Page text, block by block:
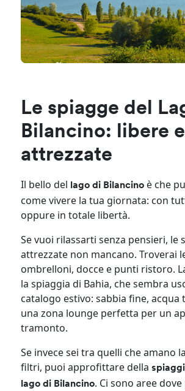
Le spiagge del
Bilancino: libere e
attrezzate
Il bello del lago di Bilancino è che
come vivere la tua giornata: con
oppure in totale libertà.
Se vuoi rilassarti senza pensieri, le
attrezzate non mancano. Troverai
ombrelloni, docce e punti ristoro.
la spiaggia di Bahia, che sembra
catalogo estivo: sabbia fine, acqua
una zona lounge perfetta per un
tramonto.
Se invece sei tra quelli che amano
filtri, puoi approfittare della
lago di Bilancino. Ci sono aree